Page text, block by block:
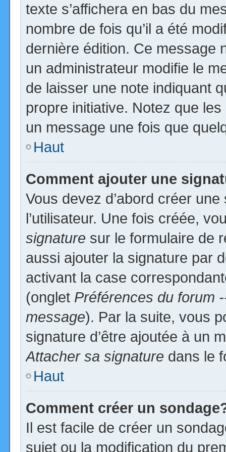
texte s’affichera en bas du
nombre de fois qu’il a été
dernière édition. Ce message
un administrateur modifie le
de laisser une note indiquant
propre initiative. Notez que
un message une fois que
Haut
Comment ajouter une
Vous devez d’abord créer
l’utilisateur. Une fois créée,
signature sur le formulaire de
aussi ajouter la signature par
activant la case
(onglet Préférences du forum
message). Par la suite, vous
signature d’être ajoutée à un
Attacher sa signature dans le
Haut
Comment créer un
Il est facile de créer un
sujet ou la modification du